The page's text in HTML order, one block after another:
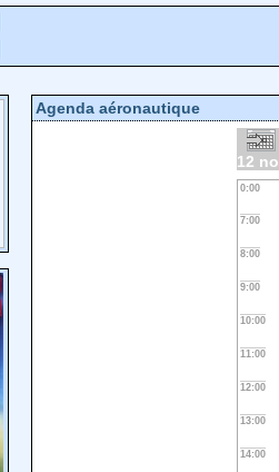
Agenda aéronautique
12
0:00
7:00
8:00
9:00
10:00
11:00
12:00
13:00
14:00